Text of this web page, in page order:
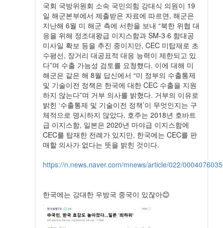
국회 국방위원회 소속 국민의힘 강대식 의원이 19
일 해군본부에서 제출받은 자료에 따르면, 해군은
지난해 6월 미 해군 측에 서한을 보내 “북한 위협 대
응을 위해 정조대왕급 이지스함과 SM-3·6 함대공
미사일 확보 등을 추진 중이지만, CEC 미탑재로 초
수평선, 장거리 대공표적 대응 능력이 제한되고 있
다”며 수출 가능성 검토를 요청했다. 이에 대해 미
해군은 같은 해 8월 답신에서 “미 정부의 수출통제
및 기술이전 정책은 한국에 대한 CEC 수출을 지원
하지 않는다”며 거부 의사를 밝혔다. 거부의 이유로
밝힌 ‘수출통제 및 기술이전 정책’이 무엇인지는 구
체적으로 명시하지 않았다. 호주는 2018년 호바트
급 이지스함, 일본은 2020년 마야급 이지스함에
CEC를 탑재한 전례가 있지만, 한국에는 CEC를 판
매할 의사가 없다는 뜻을 밝힌 것이다.
https://n.news.naver.com/mnews/article/022/0004076035
한국에는 강대한 우방국 중국이 있잖아😊